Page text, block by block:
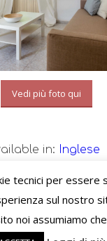
Vedi più foto qui
in: Inglese
STILE di Virginie Letitia
P.Iva 02489520060 PEC:
tecnici per essere
sul nostro
noi assumiamo